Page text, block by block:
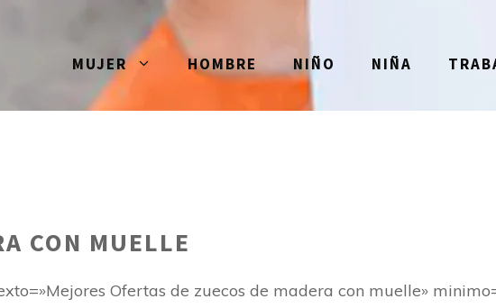
MUJER HOMBRE NIÑO NIÑA
CON MUELLE
Ofertas de zuecos de madera con muelle»